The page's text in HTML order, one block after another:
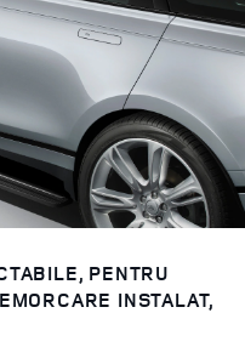
PENTRU
INSTALAT,